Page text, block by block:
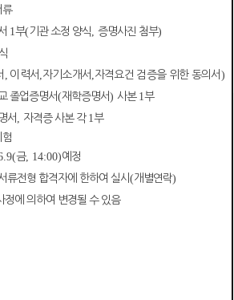
류
1부(기관 소정 양식, 증명사진 첨부)
, 이력서 ,자기소개서 ,자격요건 검증을 위한 동의서 )
졸업증명서(재학증명서) 사본 1부
서 , 자격증 사본 각 1부
험
금, 14:00)예정
류전형 합격자에 한하여 실시 (개별연락)
정에 의하여 변경될 수 있음